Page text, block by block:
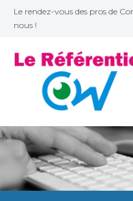
Le rendez-vous des pros de
nous !